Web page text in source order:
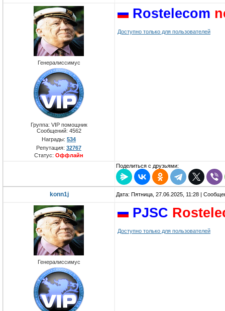
Генералиссимус
Группа: VIP помощник
Сообщений: 4562
Награды: 534
Репутация: 32767
Статус: Оффлайн
Rostelecom
Доступно только для пользователей
Поделиться с друзьями:
konn1j Дата: Пятница, 27.06.2025, 11:28 |
Генералиссимус
PJSC
Доступно только для пользователей